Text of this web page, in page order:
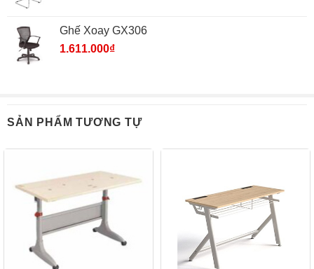
Ghế Xoay GX306
1.611.000₫
SẢN PHẨM TƯƠNG TỰ